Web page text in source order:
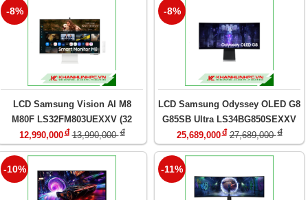
-8%
LCD Samsung Vision AI M8
M80F LS32FM803UEXXV (32
inch/UHD/VA/60Hz/4ms/loa)
12,990,000đ 13,990,000đ
-8%
LCD Samsung Odyssey OLED G8
G85SB Ultra LS34BG850SEXXV
(34in / WQHD / OLED / 175Hz /
0.03ms / Cong)
25,689,000đ 27,689,000đ
-10% -11%